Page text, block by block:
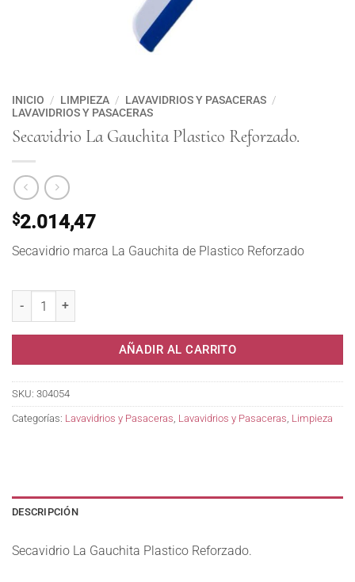
INICIO / LIMPIEZA / LAVAVIDRIOS Y PASACERAS /
LAVAVIDRIOS Y PASACERAS
Secavidrio La Gauchita Plastico Reforzado.
$2.014,47
Secavidrio marca La Gauchita de Plastico Reforzado
AÑADIR AL CARRITO
SKU: 304054
Categorías: Lavavidrios y Pasaceras Lavavidrios y Pasaceras Limpieza
DESCRIPCIÓN
Secavidrio La Gauchita Plastico Reforzado.